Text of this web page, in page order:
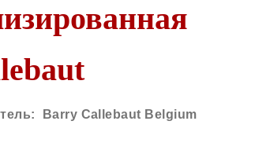
Barry Callebaut Belgium